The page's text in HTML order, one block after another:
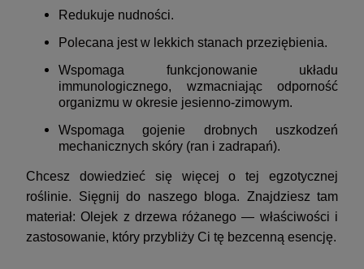
Redukuje nudności.
Polecana jest w lekkich stanach przeziębienia.
Wspomaga funkcjonowanie układu
immunologicznego, wzmacniając odporność
organizmu w okresie jesienno-zimowym.
Wspomaga gojenie drobnych uszkodzeń
mechanicznych skóry (ran i zadrapań).
Chcesz dowiedzieć się więcej o tej egzotycznej
roślinie. Sięgnij do naszego bloga. Znajdziesz tam
materiał: Olejek z drzewa różanego — właściwości i
zastosowanie, który przybliży Ci tę bezcenną esencję.